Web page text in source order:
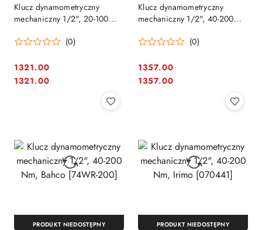
Klucz dynamometryczny
mechaniczny 1/2", 20-100
(0)
Cena:
1321.00
Cena:
1321.00
Klucz dynamometryczny
mechaniczny 1/2", 40-200
(0)
Cena:
1357.00
Cena:
1357.00
PRODUKT NIEDOSTĘPNY PRODUKT NIEDOSTĘPNY